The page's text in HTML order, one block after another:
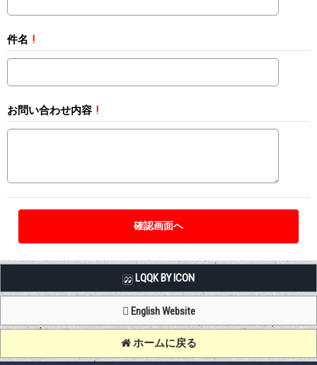
件名 !
お問い合わせ内容 !
LQQK BY ICON
English Website
ホームに戻る